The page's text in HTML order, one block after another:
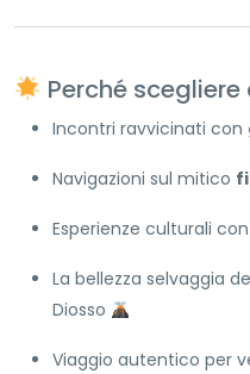
Perché
Incontri ravvicinati con
Navigazioni sul mitico
Esperienze culturali
La bellezza selvaggia
Diosso
Viaggio autentico per